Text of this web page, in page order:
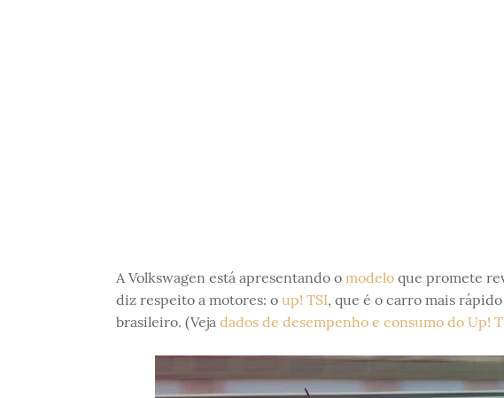
A Volkswagen está apresentando o modeloque promete
diz respeito a motores: o up! TSI, que é o carro mais
brasileiro. (Veja dados de desempenho e consumo do Up!